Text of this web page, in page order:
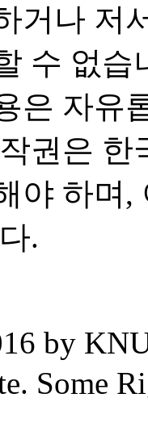
거나 저
수 없습
은 자유
권은
야 하며
.
by
Some